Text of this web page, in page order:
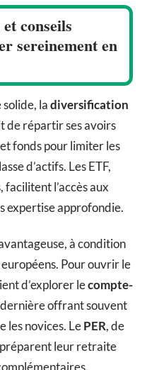
conseils
sereinement en
ladiversification
de répartir ses avoirs
fonds pour limiter les
d’actifs. Les ETF,
l’accès aux
expertise approfondie.
à condition
Pour ouvrir le
d’explorer lecompte-
dernière offrant souvent
les novices. LePER, de
préparent leur retraite